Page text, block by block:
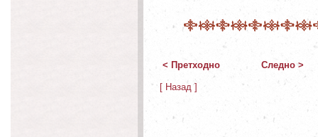
< Претходно Следно >
[ Назад ]